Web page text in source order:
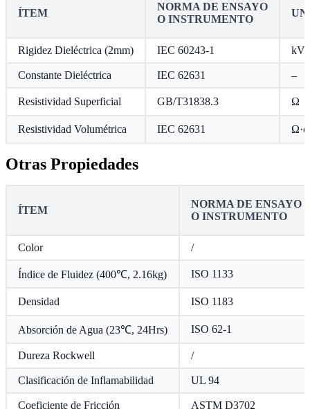
ÍTEM
NORMA DE ENSAYO
O INSTRUMENTO
Rigidez Dieléctrica (2mm) IEC 60243-1 kV/
Constante Dieléctrica IEC 62631 –
Resistividad Superficial GB/T31838.3 Ω
Resistividad Volumétrica IEC 62631
Otras Propiedades
ÍTEM
NORMA DE ENSAYO
O INSTRUMENTO
Color /
Índice de Fluidez (400℃, 2.16kg) ISO 1133
Densidad ISO 1183
Absorción de Agua (23℃, 24Hrs) ISO 62-1
Dureza Rockwell /
Clasificación de Inflamabilidad UL 94
Coeficiente de Fricción ASTM D3702